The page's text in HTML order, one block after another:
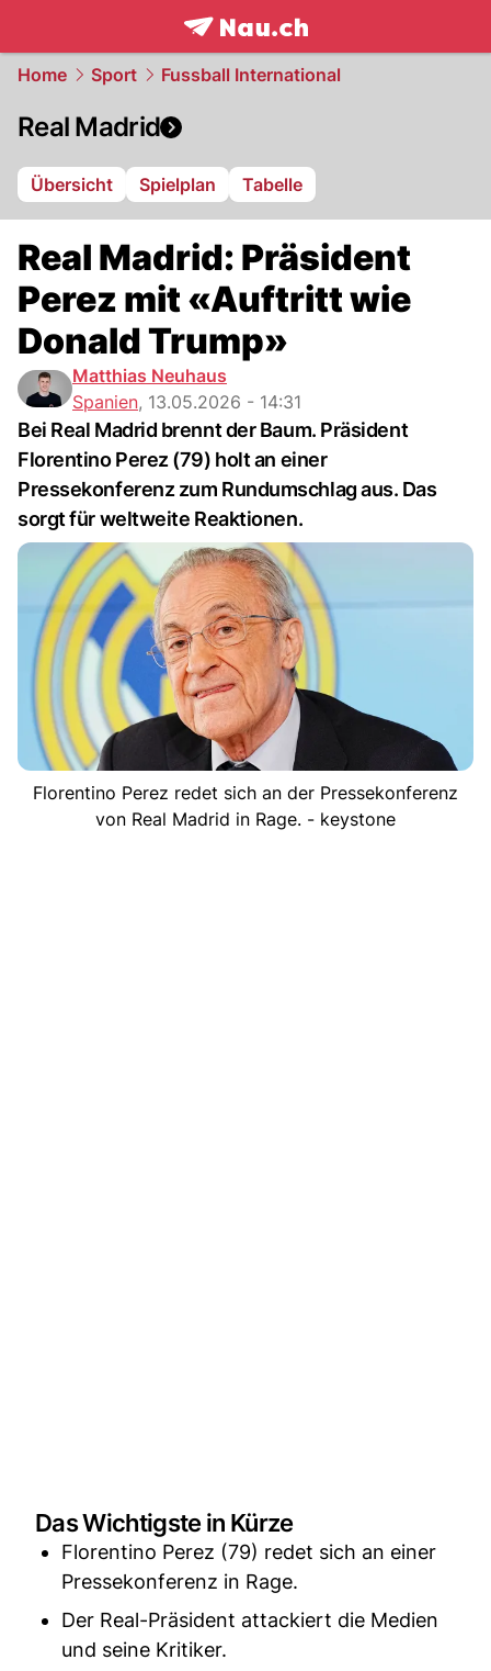
frontpage.NAU.ch
Home Sport Fussball International
Real Madrid
Übersicht Spielplan Tabelle
Real Madrid: Präsident
Perez mit «Auftritt wie
Donald Trump»
Matthias Neuhaus
Spanien, 13.05.2026 - 14:31
Bei Real Madrid brennt der Baum. Präsident
Florentino Perez (79) holt an einer
Pressekonferenz zum Rundumschlag aus. Das
sorgt für weltweite Reaktionen.
Florentino Perez redet sich an der Pressekonferenz
von Real Madrid in Rage. - keystone
Das Wichtigste in Kürze
Florentino Perez (79) redet sich an einer
Pressekonferenz in Rage.
Der Real-Präsident attackiert die Medien
und seine Kritiker.